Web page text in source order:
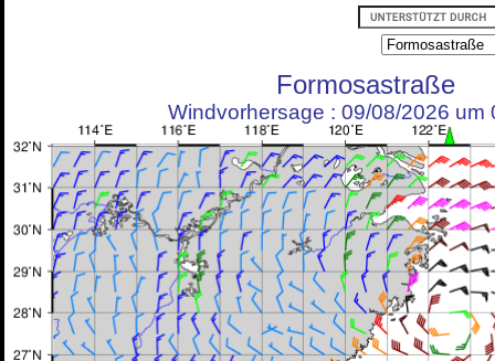
Formosastraße
Windvorhersage : 09/08/2026 um